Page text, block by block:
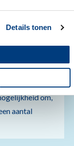
Details tonen
van LUMC
of
om,
aantal